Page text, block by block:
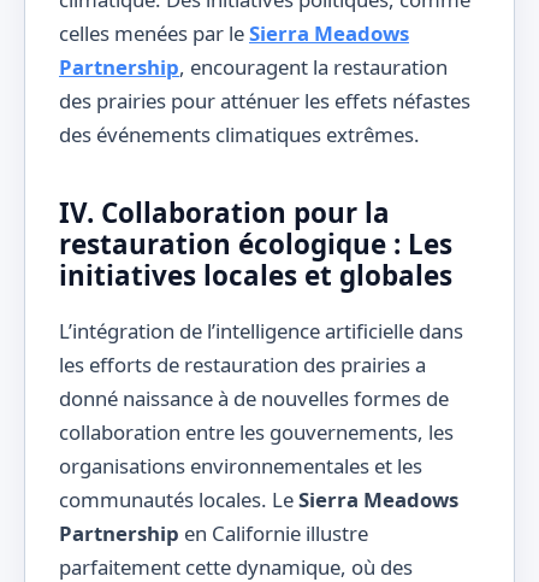
celles menées par leSierra Meadows
Partnership, encouragent la restauration
des prairies pour atténuer les effets néfastes
des événements climatiques extrêmes.
IV. Collaboration pour la
restauration écologique : Les
initiatives locales et globales
L’intégration de l’intelligence artificielle dans
les efforts de restauration des prairies a
donné naissance à de nouvelles formes de
collaboration entre les gouvernements, les
organisations environnementales et les
communautés locales. LeSierra Meadows
Partnership en Californie illustre
parfaitement cette dynamique, où des